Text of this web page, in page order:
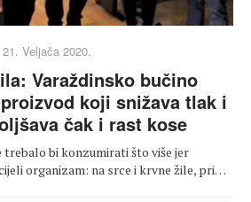
21. Veljača 2020.
Varaždinsko bučino
koji snižava tlak i
čak i rast kose
trebalo bi konzumirati što više jer
organizam: na srce i krvne žile, pri…